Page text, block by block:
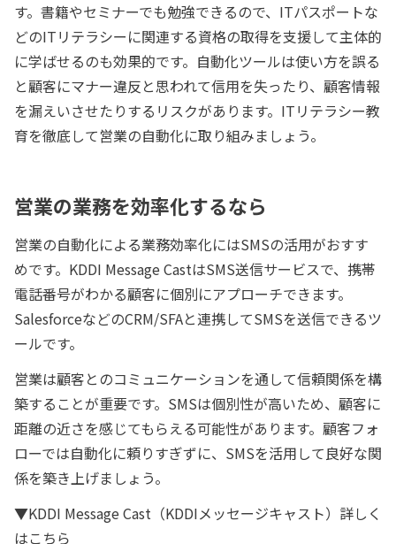
す。書籍やセミナーでも勉強できるので、ITパスポートな
どのITリテラシーに関連する資格の取得を支援して主体的
に学ばせるのも効果的です。自動化ツールは使い方を誤る
と顧客にマナー違反と思われて信用を失ったり、顧客情報
を漏えいさせたりするリスクがあります。ITリテラシー教
育を徹底して営業の自動化に取り組みましょう。
営業の業務を効率化するなら
営業の自動化による業務効率化にはSMSの活用がおすす
めです。KDDI Message CastはSMS送信サービスで、携帯
電話番号がわかる顧客に個別にアプローチできます。
SalesforceなどのCRM/SFAと連携してSMSを送信できるツ
ールです。
営業は顧客とのコミュニケーションを通して信頼関係を構
築することが重要です。SMSは個別性が高いため、顧客に
距離の近さを感じてもらえる可能性があります。顧客フォ
ローでは自動化に頼りすぎずに、SMSを活用して良好な関
係を築き上げましょう。
▼KDDI Message Cast（KDDIメッセージキャスト）詳しく
はこちら